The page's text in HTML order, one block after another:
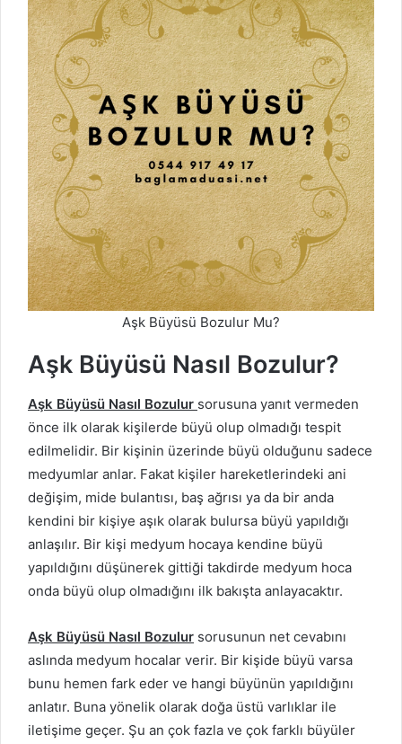
Aşk Büyüsü Bozulur Mu?
Aşk Büyüsü Nasıl Bozulur?
Aşk Büyüsü Nasıl Bozulur sorusuna yanıt vermeden
önce ilk olarak kişilerde büyü olup olmadığı tespit
edilmelidir. Bir kişinin üzerinde büyü olduğunu sadece
medyumlar anlar. Fakat kişiler hareketlerindeki ani
değişim, mide bulantısı, baş ağrısı ya da bir anda
kendini bir kişiye aşık olarak bulursa büyü yapıldığı
anlaşılır. Bir kişi medyum hocaya kendine büyü
yapıldığını düşünerek gittiği takdirde medyum hoca
onda büyü olup olmadığını ilk bakışta anlayacaktır.
Aşk Büyüsü Nasıl Bozulur sorusunun net cevabını
aslında medyum hocalar verir. Bir kişide büyü varsa
bunu hemen fark eder ve hangi büyünün yapıldığını
anlatır. Buna yönelik olarak doğa üstü varlıklar ile
iletişime geçer. Şu an çok fazla ve çok farklı büyüler